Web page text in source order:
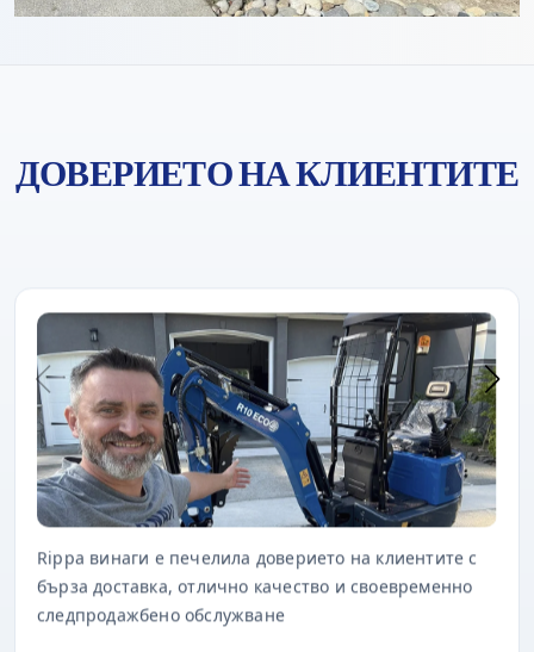
ДОВЕРИЕТО НА КЛИЕНТИТЕ
Rippa винаги е печелила доверието на клиентите с
бърза доставка, отлично качество и своевременно
следпродажбено обслужване